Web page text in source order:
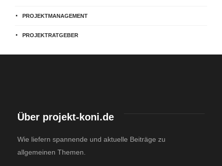
PROJEKTMANAGEMENT
PROJEKTRATGEBER
Über projekt-koni.de
Wie liefern spannende und aktuelle Beiträge zu
allgemeinen Themen.